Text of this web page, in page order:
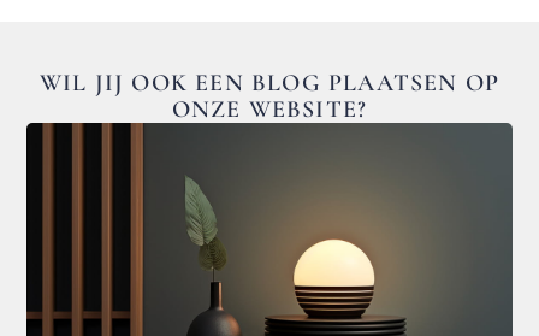
WIL JIJ OOK EEN BLOG PLAATSEN OP
ONZE WEBSITE?